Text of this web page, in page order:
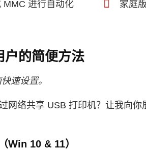
MMC 进行自动化 家庭
户的简便方法
速设置。
网络共享 USB 打印机？让我向你
Win 10 & 11）